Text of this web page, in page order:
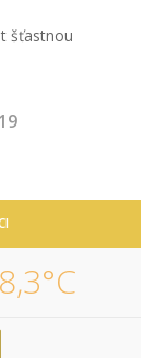
šťastnou